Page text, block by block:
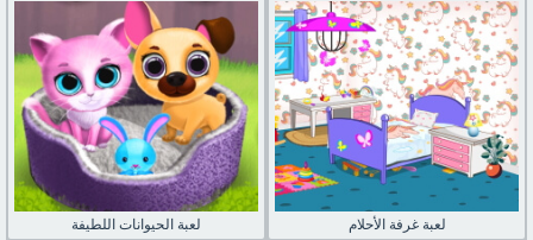
لعبة الحيوانات اللطيفة لعبة غرفة الأحلام